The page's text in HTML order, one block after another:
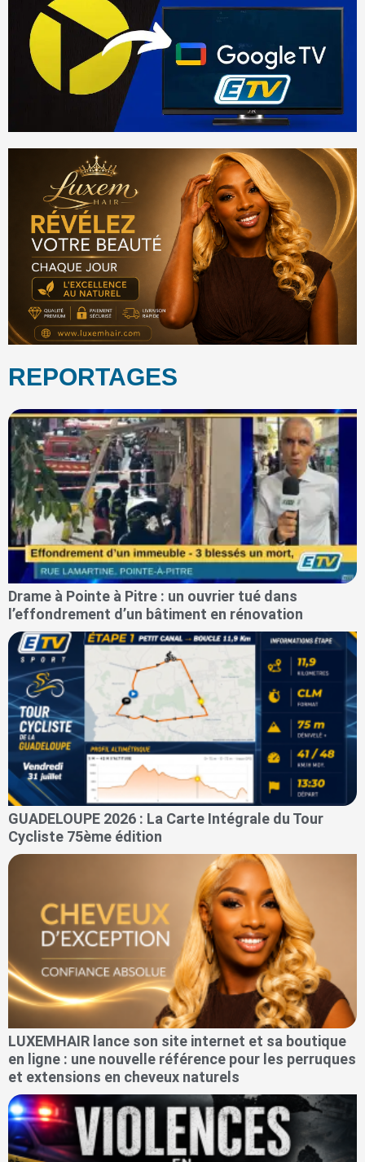
REPORTAGES
Drame à Pointe à Pitre : un ouvrier tué dans
l’effondrement d’un bâtiment en rénovation
GUADELOUPE 2026 : La Carte Intégrale du Tour
Cycliste 75ème édition
LUXEMHAIR lance son site internet et sa boutique
en ligne : une nouvelle référence pour les perruques
et extensions en cheveux naturels